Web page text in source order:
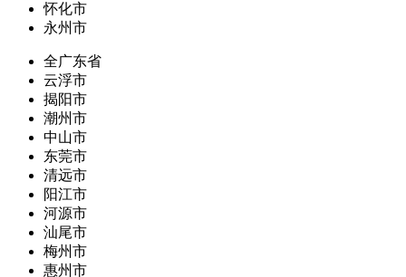
怀化市
永州市
全广东省
云浮市
揭阳市
潮州市
中山市
东莞市
清远市
阳江市
河源市
汕尾市
梅州市
惠州市